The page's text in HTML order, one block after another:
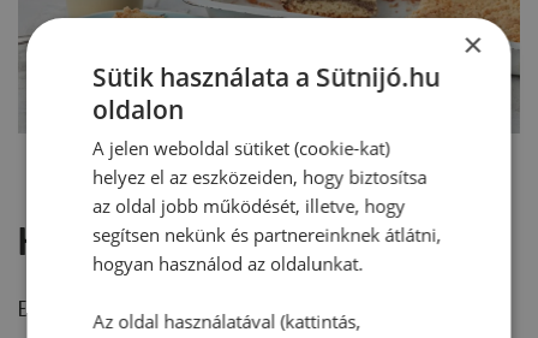
Hozzászólások
Ehhez a recepthez még nem érkezett hozzászólás.
×
Sütik használata a Sütnijó.hu
oldalon
A jelen weboldal sütiket (cookie-kat)
helyez el az eszközeiden, hogy biztosítsa
az oldal jobb működését, illetve, hogy
segítsen nekünk és partnereinknek átlátni,
hogyan használod az oldalunkat.
Az oldal használatával (kattintás,